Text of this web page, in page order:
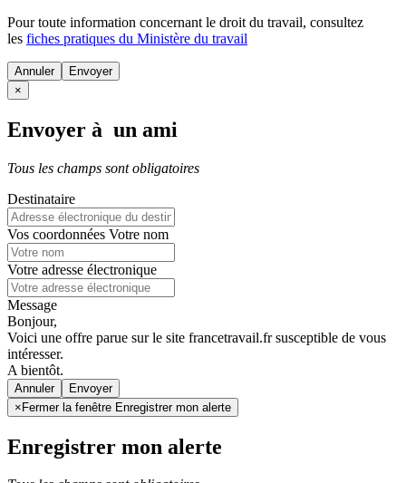
Pour toute information concernant le droit du travail, consultez
les fiches pratiques du Ministère du travail
Annuler
×
Envoyer à un ami
Tous les champs sont obligatoires
Destinataire
Vos coordonnées Votre nom
Votre adresse électronique
Message
Bonjour,
Voici une offre parue sur le site francetravail.fr susceptible de vous
intéresser.
A bientôt.
Annuler
×Fermer la fenêtre Enregistrer mon alerte
Enregistrer mon alerte